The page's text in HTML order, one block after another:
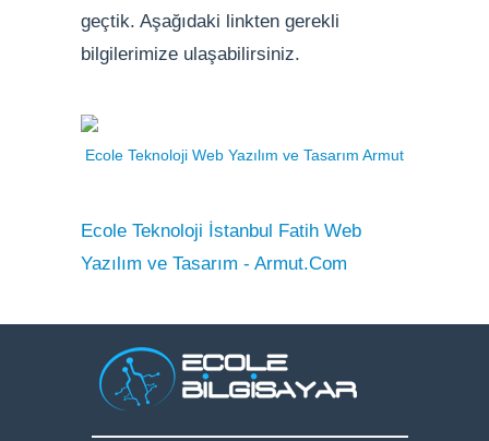
geçtik. Aşağıdaki linkten gerekli
bilgilerimize ulaşabilirsiniz.
Ecole Teknoloji Web Yazılım ve Tasarım Armut
Ecole Teknoloji İstanbul Fatih Web
Yazılım ve Tasarım - Armut.Com